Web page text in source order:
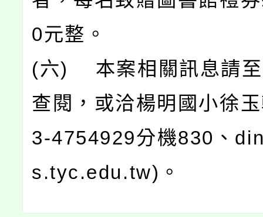
0元整。
(六) 本案相關訊息請至
查閱，或洽楊明國小徐
3-4754929分機830、
s.tyc.edu.tw)。